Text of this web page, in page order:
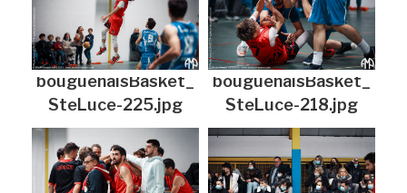
bouguenaisBasket_
SteLuce-225.jpg
bouguenaisBasket_
SteLuce-218.jpg